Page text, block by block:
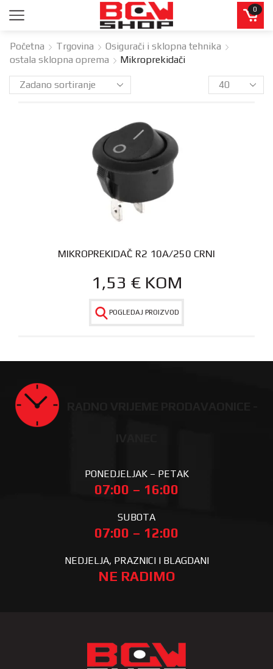
0
Početna Trgovina
Osigurači i sklopna tehnika
ostala sklopna oprema
Mikroprekidači
MIKROPREKIDAČ R2 10A/250 CRNI
1,53 € KOM
POGLEDAJ PROIZVOD
PONEDJELJAK – PETAK
07:00 – 16:00
SUBOTA
07:00 – 12:00
NEDJELJA, PRAZNICI I BLAGDANI
NE RADIMO